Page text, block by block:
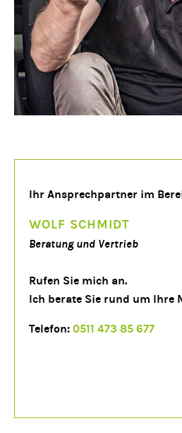
Ihr Ansprechpartner im
WOLF SCHMIDT
Beratung und Vertrieb
Rufen Sie mich an.
Ich berate Sie rund um Ihre
Telefon: 0511 473 85 677